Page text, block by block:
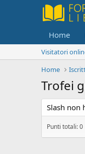
Home
Visitatori
Home
Trofei
Slash non
Punti totali: 0